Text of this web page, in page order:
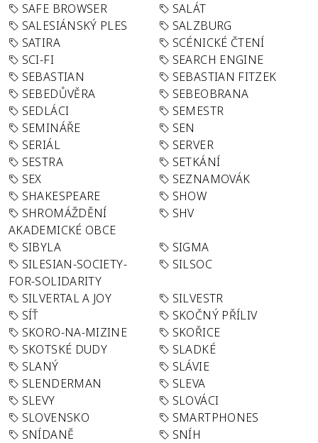
SAFE BROWSER
SALÁT
SALESIÁNSKÝ PLES
SALZBURG
SATIRA
SCÉNICKÉ ČTENÍ
SCI-FI
SEARCH ENGINE
SEBASTIAN
SEBASTIAN FITZEK
SEBEDŮVĚRA
SEBEOBRANA
SEDLÁCI
SEMESTR
SEMINÁŘE
SEN
SERIÁL
SERVER
SESTRA
SETKÁNÍ
SEX
SEZNAMOVÁK
SHAKESPEARE
SHOW
SHROMÁŽDĚNÍ
AKADEMICKÉ OBCE
SHV
SIBYLA
SIGMA
SILESIAN-SOCIETY-
FOR-SOLIDARITY
SILSOC
SILVERTAL A JOY
SILVESTR
SÍŤ
SKOČNÝ PŘÍLIV
SKORO-NA-MIZINE
SKOŘICE
SKOTSKÉ DUDY
SLADKÉ
SLANÝ
SLÁVIE
SLENDERMAN
SLEVA
SLEVY
SLOVÁCI
SLOVENSKO
SMARTPHONES
SNÍDANĚ
SNÍH